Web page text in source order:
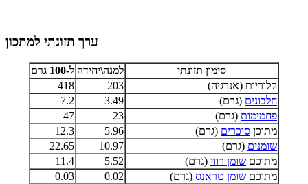
ערך תזונתי למתכון
סימון תזונתי למנה\יחידה ל-100 גרם
קלוריות (אנרגיה)
203
418
חלבונים (גרם) 3.49
7.2
פחמימות (גרם) 23
47
מתוכן סוכרים (גרם) 5.96
12.3
שומנים (גרם) 10.97
22.65
מתוכם שומן רווי (גרם) 5.52
11.4
מתוכם שומן טראנס (גרם) 0.02
0.03